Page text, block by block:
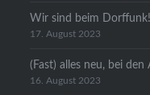
Wir sind beim Dorffunk!
17. August 2023
(Fast) alles neu, bei den
16. August 2023